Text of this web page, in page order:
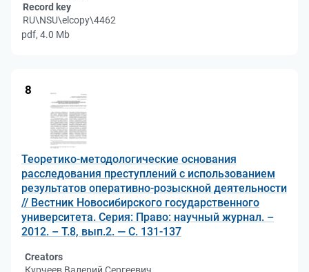
Record key
RU\NSU\elcopy\4462
pdf, 4.0 Mb
8
Теоретико-методологические основания
расследования преступлений с использованием
результатов оперативно-розыскной деятельности
// Вестник Новосибирского государственного
университета. Серия: Право: научный журнал. –
2012. – Т.8, вып.2. — С. 131-137
Creators